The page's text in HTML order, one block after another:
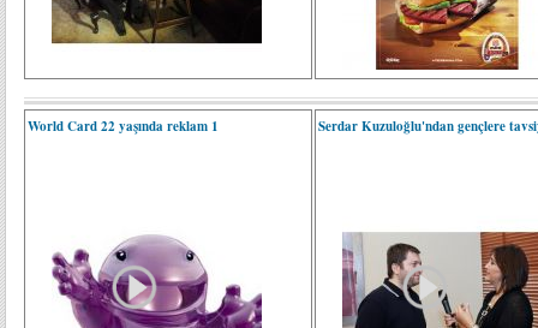
World Card 22 yaşında reklam 1 Serdar Kuzuloğlu'ndan gençlere